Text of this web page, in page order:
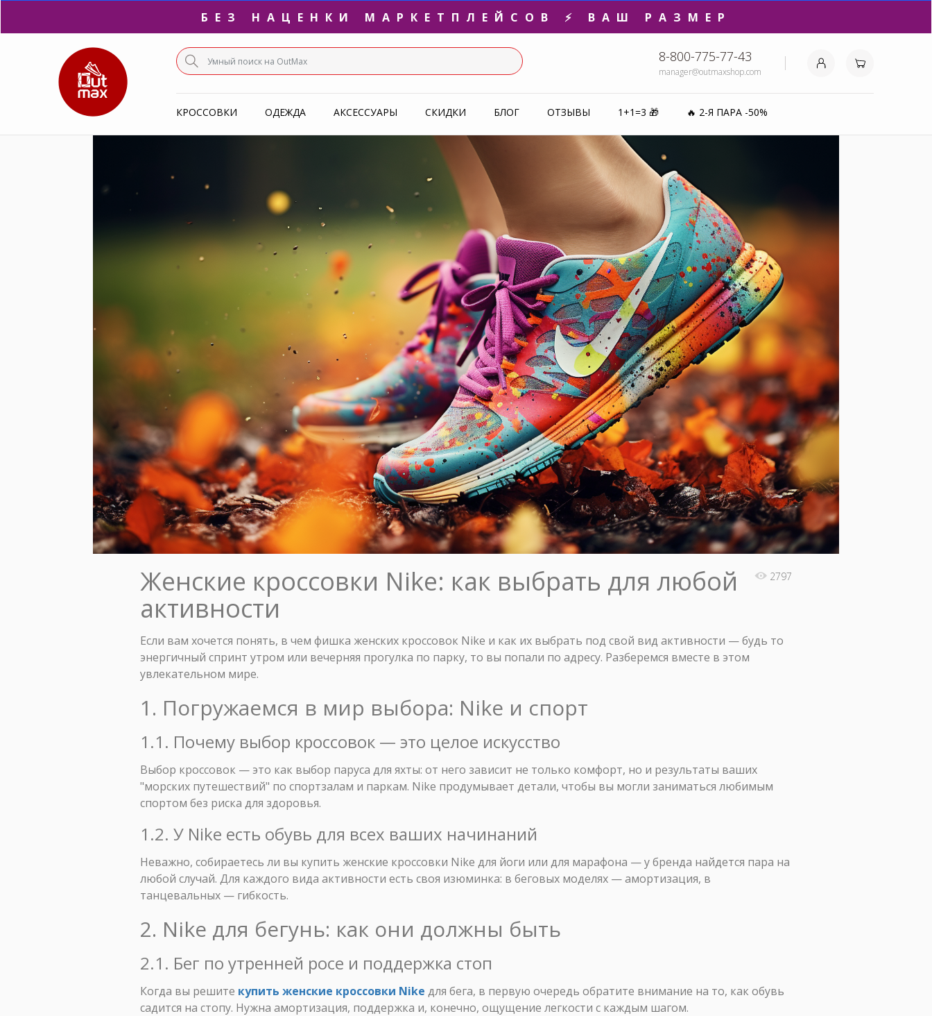
3-Я ПАРА В ПОДАРОК 🎁
ПОСЛЕДНИЕ РАЗМЕРЫ ОТ 1500₽⚡️ 8-800-775-77-43
manager@outmaxshop.com
КРОССОВКИ ОДЕЖДА АКСЕССУАРЫ СКИДКИ БЛОГ ОТЗЫВЫ 1+1=3 🎁 🔥 2-Я ПАРА -50%
Женские кроссовки Nike: как выбрать для любой
активности
2797
Если вам хочется понять, в чем фишка женских кроссовок Nike и как их выбрать под свой вид активности — будь то
энергичный спринт утром или вечерняя прогулка по парку, то вы попали по адресу. Разберемся вместе в этом
увлекательном мире.
1. Погружаемся в мир выбора: Nike и спорт
1.1. Почему выбор кроссовок — это целое искусство
Выбор кроссовок — это как выбор паруса для яхты: от него зависит не только комфорт, но и результаты ваших
"морских путешествий" по спортзалам и паркам. Nike продумывает детали, чтобы вы могли заниматься любимым
спортом без риска для здоровья.
1.2. У Nike есть обувь для всех ваших начинаний
Неважно, собираетесь ли вы купить женские кроссовки Nike для йоги или для марафона — у бренда найдется пара на
любой случай. Для каждого вида активности есть своя изюминка: в беговых моделях — амортизация, в
танцевальных — гибкость.
2. Nike для бегунь: как они должны быть
2.1. Бег по утренней росе и поддержка стоп
Когда вы решите купить женские кроссовки Nike для бега, в первую очередь обратите внимание на то, как обувь
садится на стопу. Нужна амортизация, поддержка и, конечно, ощущение легкости с каждым шагом.